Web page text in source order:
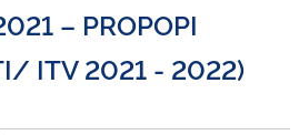
– PROPOPI
ITV 2021 - 2022)